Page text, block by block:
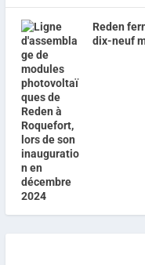
Reden
dix-neuf